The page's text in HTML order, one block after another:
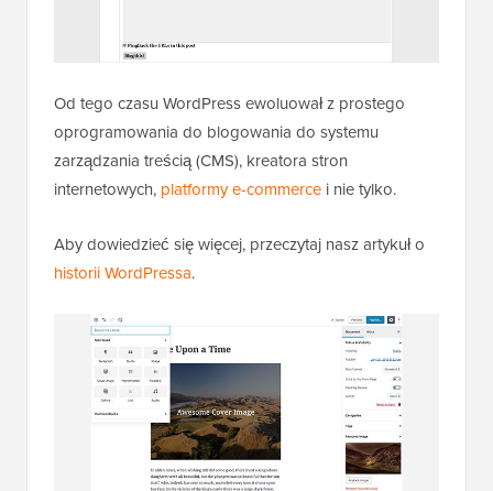
Od tego czasu WordPress ewoluował z prostego
oprogramowania do blogowania do systemu
zarządzania treścią (CMS), kreatora stron
internetowych, platformy e-commerce i nie tylko.
Aby dowiedzieć się więcej, przeczytaj nasz artykuł o
historii WordPressa.